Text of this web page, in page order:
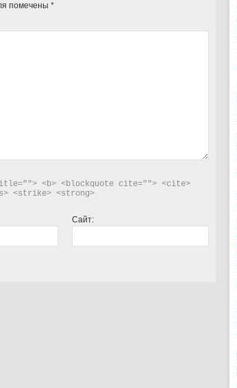
помечены *
<b> <blockquote cite=""> <cite>
<strike> <strong>
Сайт: